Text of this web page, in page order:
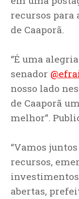
recursos para
de Caaporã.
“É uma
senador
nosso lado
de Caaporã
melhor”.
“Vamos
recursos,
abertas,